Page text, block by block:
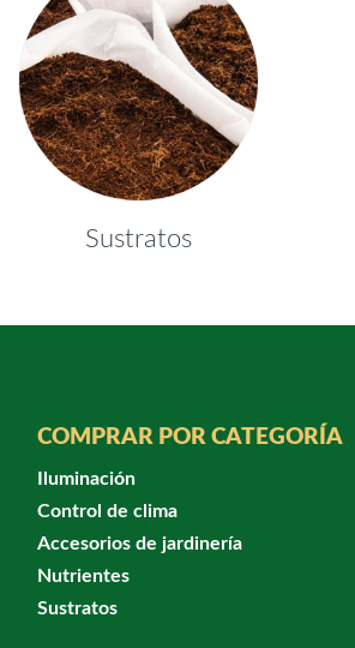
Sustratos
COMPRAR POR CATEGORÍA
Iluminación
Control de clima
Accesorios de jardinería
Nutrientes
Sustratos